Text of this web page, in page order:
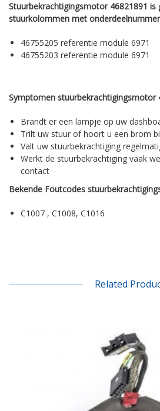
Stuurbekrachtigingsmotor 46821891 is
stuurkolommen met
46755205 referentie module 6971
46755203 referentie module 6971
Symptomen stuurbekrachtigingsmotor
Brandt er een lampje op uw
Trilt uw stuur of hoort u een brom
Valt uw stuurbekrachtiging
Werkt de stuurbekrachtiging vaak
contact
Bekende Foutcodes
C1007 , C1008, C1016
Related